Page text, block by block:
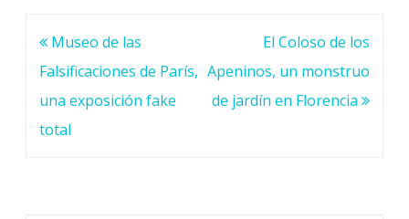
Navegación
de
entradas
Museo de las
Falsificaciones de París,
una exposición fake
total
El Coloso de los
Apeninos, un monstruo
de jardín en Florencia